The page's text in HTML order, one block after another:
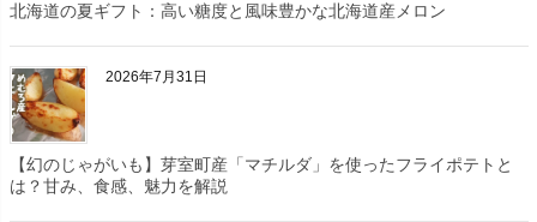
北海道の夏ギフト：高い糖度と風味豊かな北海道産メロン
2026年7月31日
【幻のじゃがいも】芽室町産「マチルダ」を使ったフライポテトと
は？甘み、食感、魅力を解説